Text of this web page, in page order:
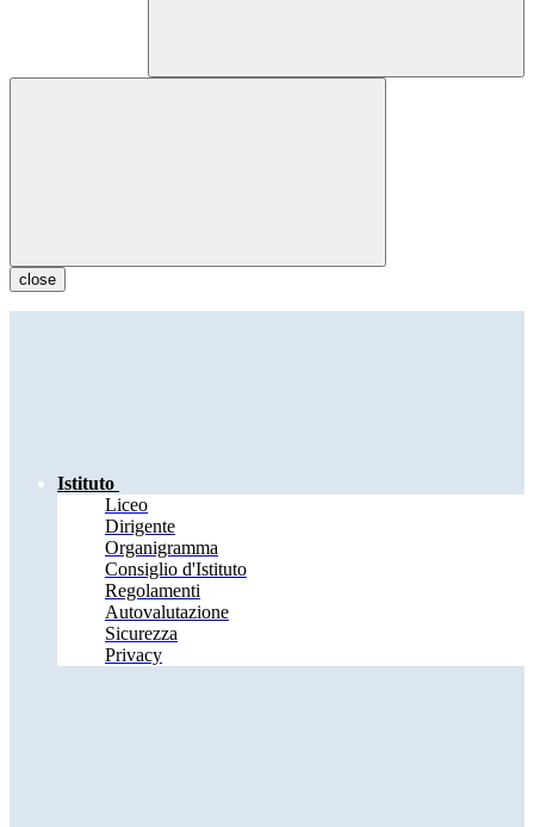
close
Istituto
Liceo
Dirigente
Organigramma
Consiglio d'Istituto
Regolamenti
Autovalutazione
Sicurezza
Privacy